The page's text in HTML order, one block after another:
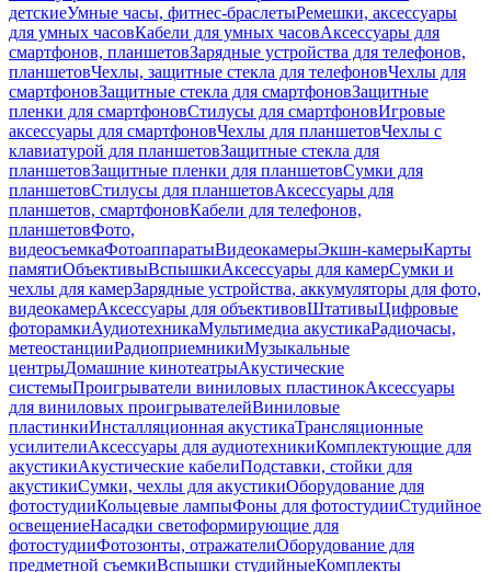
детскиеУмные часы, фитнес-браслетыРемешки, аксессуары
для умных часовКабели для умных часовАксессуары для
смартфонов, планшетовЗарядные устройства для телефонов,
планшетовЧехлы, защитные стекла для телефоновЧехлы для
смартфоновЗащитные стекла для смартфоновЗащитные
пленки для смартфоновСтилусы для смартфоновИгровые
аксессуары для смартфоновЧехлы для планшетовЧехлы с
клавиатурой для планшетовЗащитные стекла для
планшетовЗащитные пленки для планшетовСумки для
планшетовСтилусы для планшетовАксессуары для
планшетов, смартфоновКабели для телефонов,
планшетовФото,
видеосъемкаФотоаппаратыВидеокамерыЭкшн-камерыКарты
памятиОбъективыВспышкиАксессуары для камерСумки и
чехлы для камерЗарядные устройства, аккумуляторы для фото,
видеокамерАксессуары для объективовШтативыЦифровые
фоторамкиАудиотехникаМультимедиа акустикаРадиочасы,
метеостанцииРадиоприемникиМузыкальные
центрыДомашние кинотеатрыАкустические
системыПроигрыватели виниловых пластинокАксессуары
для виниловых проигрывателейВиниловые
пластинкиИнсталляционная акустикаТрансляционные
усилителиАксессуары для аудиотехникиКомплектующие для
акустикиАкустические кабелиПодставки, стойки для
акустикиСумки, чехлы для акустикиОборудование для
фотостудииКольцевые лампыФоны для фотостудииСтудийное
освещениеНасадки светоформирующие для
фотостудииФотозонты, отражателиОборудование для
предметной съемкиВспышки студийныеКомплекты